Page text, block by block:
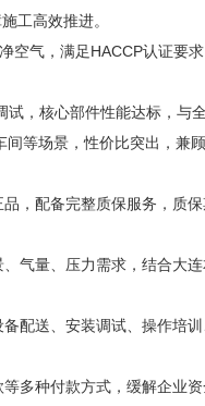
工高效推进。
气，满足HACCP认证要
，核心部件性能达标，与
等场景，性价比突出，兼顾
，配备完整质保服务，质
气量、压力需求，结合大
配送、安装调试、操作培
多种付款方式，缓解企业